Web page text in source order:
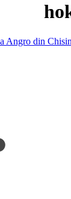
Angro din